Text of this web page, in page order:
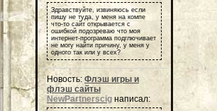
Здравствуйте, извиняюсь если
пишу не туда, у меня на компе
что-то сайт открывается с
ошибкой подозреваю что моя
интернет-программа подглючивает
не могу найти причину, у меня у
одного так или у всех?
Новость: Флэш игры и
флэш сайты
NewPartnerscig написал: